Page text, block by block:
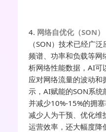
4. 网络自优化（SON）
（SON）技术已经广
频谱、功率和负载等网
析网络性能数据，AI可
应对网络流量的波动和
示，AI赋能的SON系统
并减少10%-15%的拥
减少人为干预、优化维
运营效率，还大幅度降